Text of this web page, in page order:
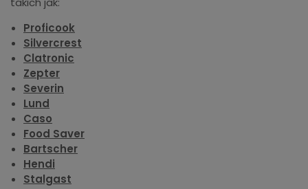
Proficook
Silvercrest
Clatronic
Zepter
Severin
Lund
Caso
Food Saver
Bartscher
Hendi
Stalgast